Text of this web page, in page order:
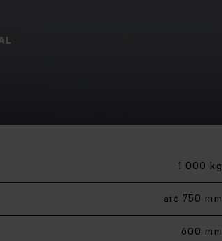
1 000 kg
até 750 mm
600 mm